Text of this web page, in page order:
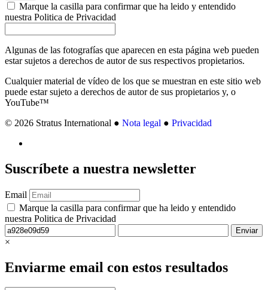
Marque la casilla para confirmar que ha leido y entendido
nuestra Politica de Privacidad
Algunas de las fotografías que aparecen en esta página web pueden
estar sujetos a derechos de autor de sus respectivos propietarios.
Cualquier material de vídeo de los que se muestran en este sitio web
puede estar sujeto a derechos de autor de sus propietarios y, o
YouTube™
© 2026 Stratus International ● Nota legal ● Privacidad
Suscríbete a nuestra newsletter
Email
Marque la casilla para confirmar que ha leido y entendido
nuestra Politica de Privacidad
Enviar
×
Enviarme email con estos resultados